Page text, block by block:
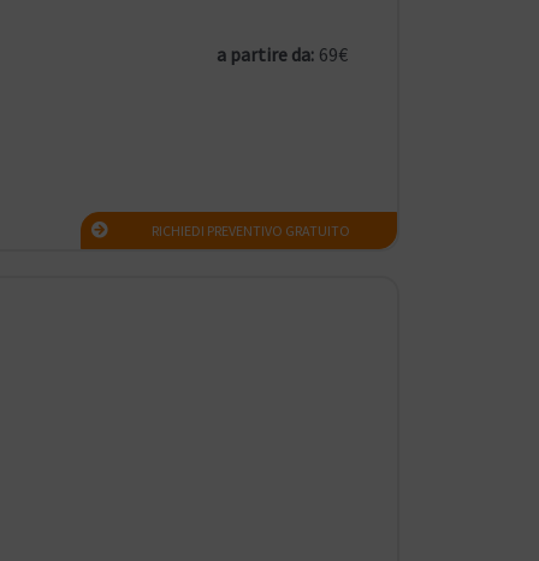
a partire da: 69€
RICHIEDI PREVENTIVO GRATUITO